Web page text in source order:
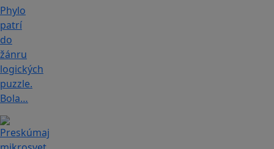
Phylo
patrí
do
žánru
logických
puzzle.
Bola…